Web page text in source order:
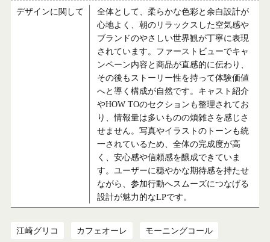
デザインに関して
全体として、柔らかな色彩と余白設計が
心地よく、朝のリラックスした空気感や
ブランドのやさしい世界観が丁寧に表現
されています。ファーストビューでキャ
ンペーン内容と商品が直感的に伝わり、
その後もストーリー性を持って体験価値
へと導く構成が自然です。キャスト紹介
やHOW TOのセクションも整理されてお
り、情報量は多いものの煩雑さを感じさ
せません。写真やイラストのトーンも統
一されているため、全体の完成度が高
く、安心感や信頼感を醸成できていま
す。ユーザーに穏やかな期待感を持たせ
ながら、参加行動へスムーズにつなげる
設計が魅力的なLPです。
江崎グリコ カフェオーレ モーニングコール